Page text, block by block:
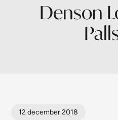
Denson
12 december 2018